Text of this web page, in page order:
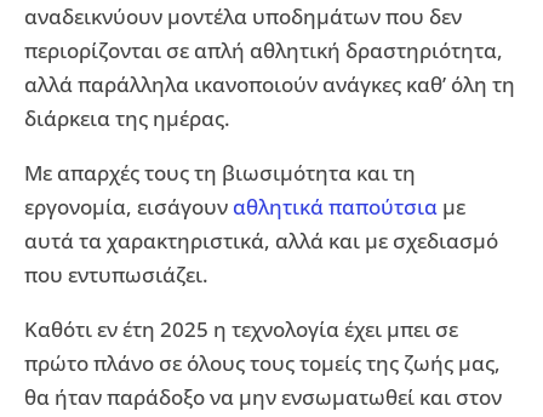
αναδεικνύουν μοντέλα υποδημάτων που δεν
περιορίζονται σε απλή αθλητική δραστηριότητα,
αλλά παράλληλα ικανοποιούν ανάγκες καθ’ όλη τη
διάρκεια της ημέρας.
Με απαρχές τους τη βιωσιμότητα και τη
εργονομία, εισάγουν αθλητικά παπούτσια με
αυτά τα χαρακτηριστικά, αλλά και με σχεδιασμό
που εντυπωσιάζει.
Καθότι εν έτη 2025 η τεχνολογία έχει μπει σε
πρώτο πλάνο σε όλους τους τομείς της ζωής μας,
θα ήταν παράδοξο να μην ενσωματωθεί και στον